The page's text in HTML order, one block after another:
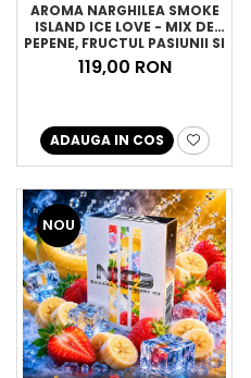
AROMA NARGHILEA SMOKE
ISLAND ICE LOVE - MIX DE
PEPENE, FRUCTUL PASIUNII SI
MENTA, 200GR
119,00 RON
ADAUGA IN COS
NOU